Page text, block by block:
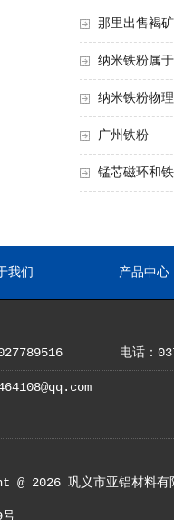
那里出售褐
纳米铁粉属
纳米铁粉物
广州铁粉
锰芯磁环和
我们 产品中心
电话：
@ 2026 巩义市亚铝
号